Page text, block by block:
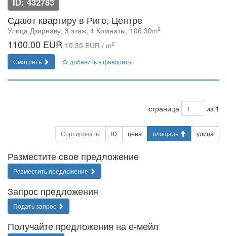
Сдают квартиру в Риге, Центре
Улица Дзирнаву, 3 этаж, 4 Комнаты, 106.30m2
1100.00 EUR 10.35 EUR / m2
Смотреть добавить в фавориты
страница из 1
Сортировать: ID цена площадь улица
Разместите свое предложение
Разместить предложение
Запрос предложения
Подать запрос
Получайте предложения на е-мейл